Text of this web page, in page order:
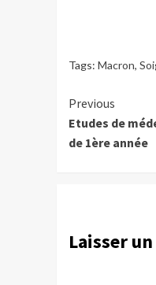
Tags: Macron,
Continue
Reading
Previous
Etudes de
de 1ère année
Laisser